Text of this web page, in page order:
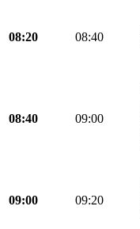
08:20 08:40
08:40 09:00
09:00 09:20